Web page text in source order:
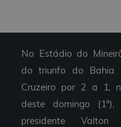
No Estádio do
do triunfo do Bahia
Cruzeiro por 2 a 1,
deste domingo
presidente Valton